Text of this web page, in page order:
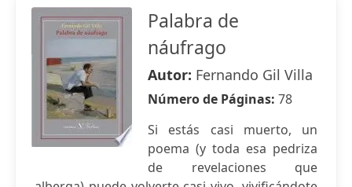
Palabra de
náufrago
Autor: Fernando Gil Villa
Número de Páginas: 78
Si estás casi muerto, un
poema (y toda esa pedriza
de revelaciones que